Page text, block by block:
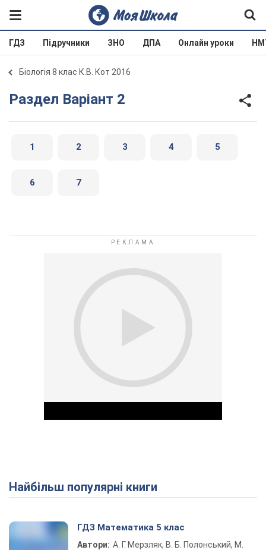
ГДЗ Підручники ЗНО ДПА Онлайн уроки
Біологія 8 клас К.В. Кот 2016
Раздел Варіант 2
1 2 3 4 5
6 7
Play Video
Найбільш популярні книги
ГДЗ Математика 5 клас
Автори: А. Г. Мерзляк, В. Б. Полонський, М.